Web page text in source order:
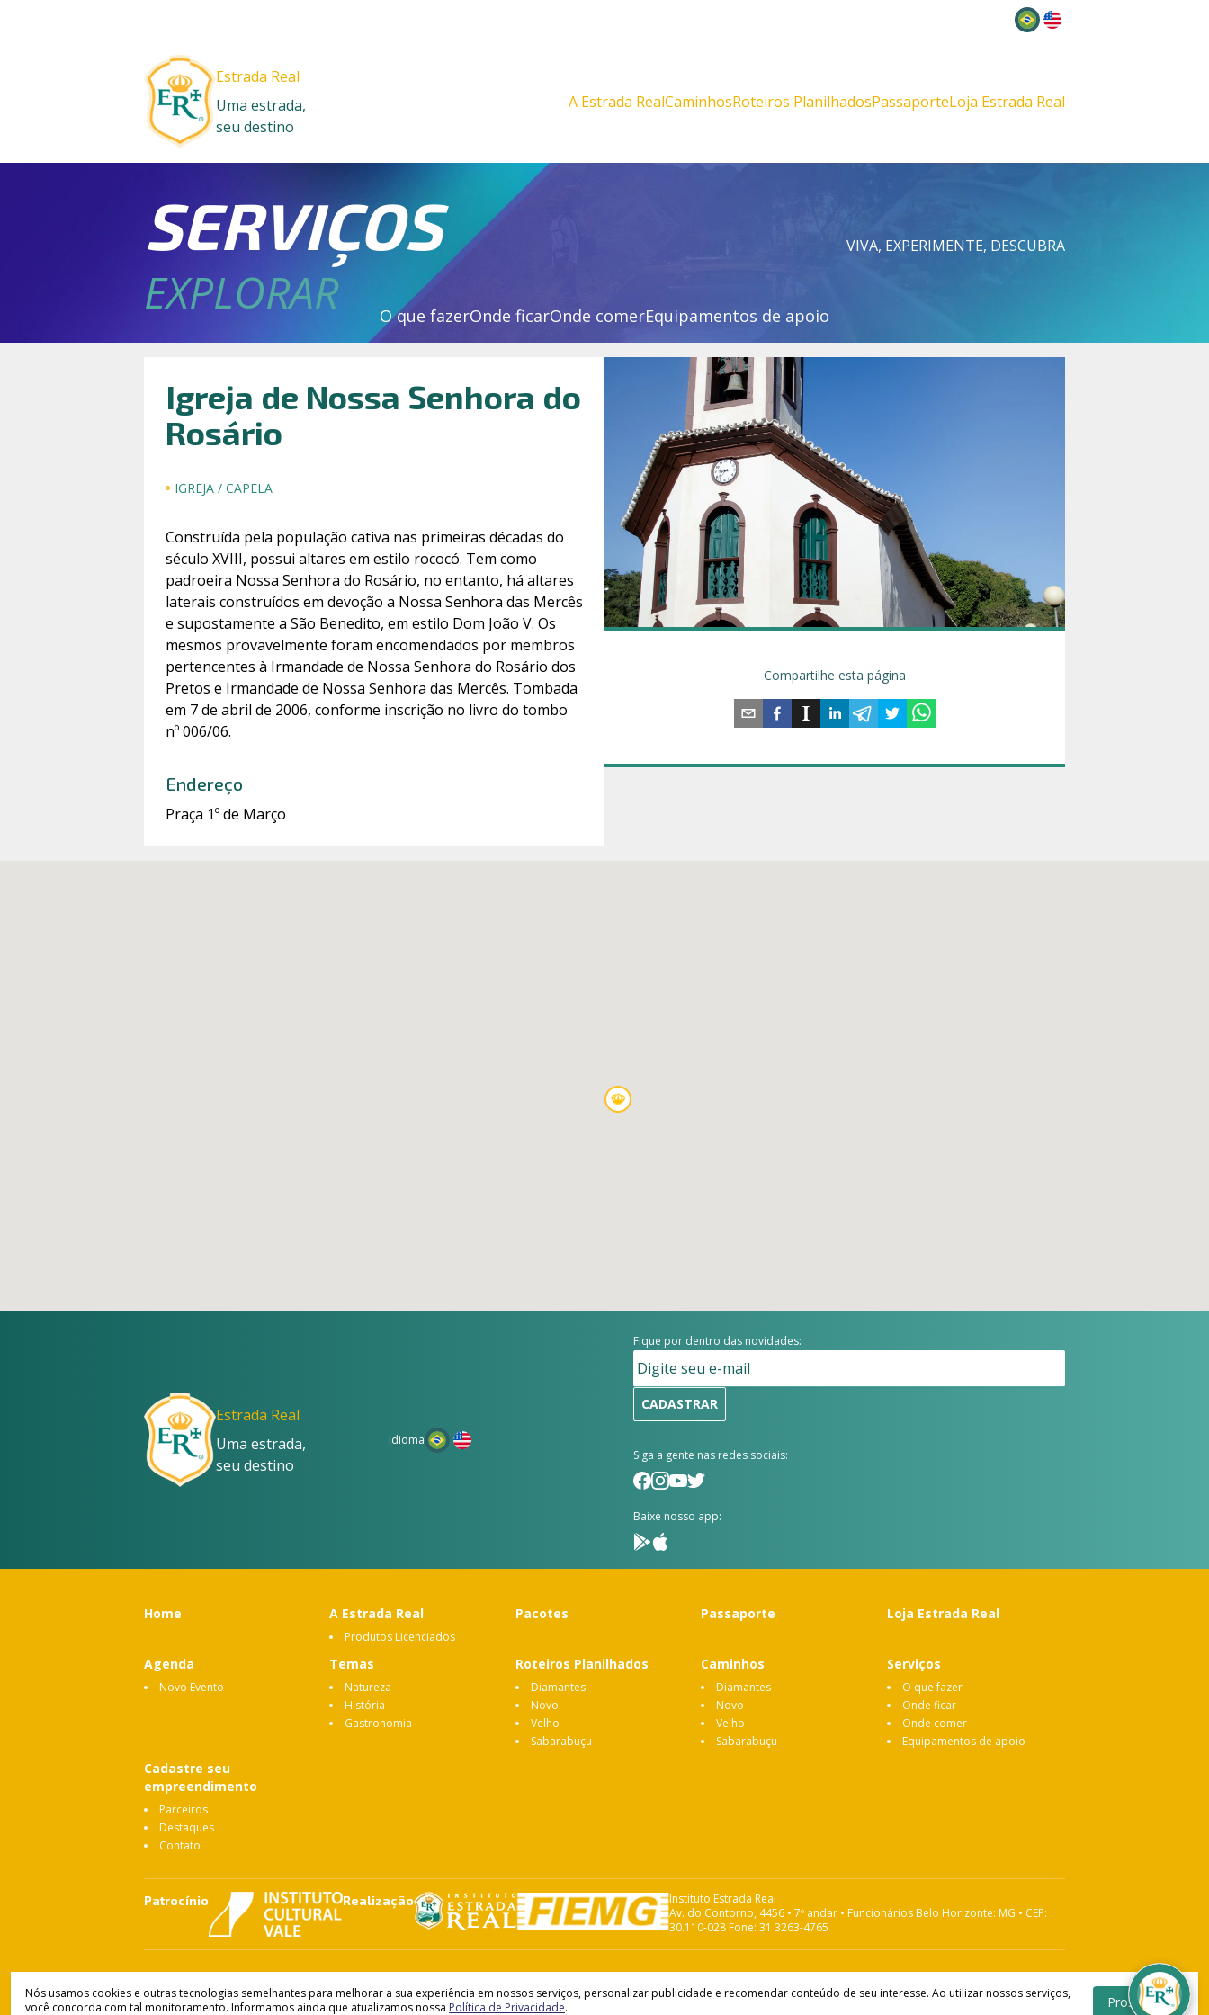
Estrada Real
Uma estrada,
seu destino
A Estrada RealCaminhosRoteiros PlanilhadosPassaporteLoja Estrada Real
SERVIÇOS VIVA, EXPERIMENTE, DESCUBRA
EXPLORAR O que fazerOnde ficarOnde comerEquipamentos de apoio
Igreja de Nossa Senhora do
Rosário
IGREJA / CAPELA
Construída pela população cativa nas primeiras décadas do
século XVIII, possui altares em estilo rococó. Tem como
padroeira Nossa Senhora do Rosário, no entanto, há altares
laterais construídos em devoção a Nossa Senhora das Mercês
e supostamente a São Benedito, em estilo Dom João V. Os
mesmos provavelmente foram encomendados por membros
pertencentes à Irmandade de Nossa Senhora do Rosário dos
Pretos e Irmandade de Nossa Senhora das Mercês. Tombada
em 7 de abril de 2006, conforme inscrição no livro do tombo
nº 006/06.
Endereço
Praça 1º de Março
Compartilhe esta página
Estrada Real
Uma estrada,
seu destino
Idioma
Fique por dentro das novidades:
CADASTRAR
Siga a gente nas redes sociais:
Baixe nosso app:
Home A Estrada Real
Produtos Licenciados
Pacotes Passaporte Loja Estrada Real
Agenda
Novo Evento
Temas
Natureza
História
Gastronomia
Roteiros Planilhados
Diamantes
Novo
Velho
Sabarabuçu
Caminhos
Diamantes
Novo
Velho
Sabarabuçu
Serviços
O que fazer
Onde ficar
Onde comer
Equipamentos de apoio
Cadastre seu
empreendimento
Parceiros
Destaques
Contato
Patrocínio Realização
Instituto Estrada Real
Av. do Contorno, 4456 • 7º andar • Funcionários Belo Horizonte: MG • CEP:
30.110-028 Fone: 31 3263-4765
Política de Privacidade •Termos de Uso
Nós usamos cookies e outras tecnologias semelhantes para melhorar a sua experiência em nossos serviços, personalizar publicidade e recomendar conteúdo de seu interesse. Ao utilizar nossos serviços,
você concorda com tal monitoramento. Informamos ainda que atualizamos nossa Política de Privacidade. Prosseguir